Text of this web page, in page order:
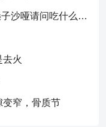
你好，鼻炎犯了，鼻子不通，嗓子沙哑请问吃什么药比较好？
去火
变窄，骨质节